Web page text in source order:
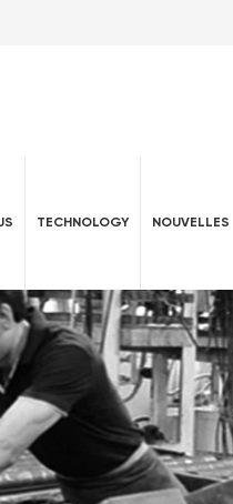
TECHNOLOGY NOUVELLES